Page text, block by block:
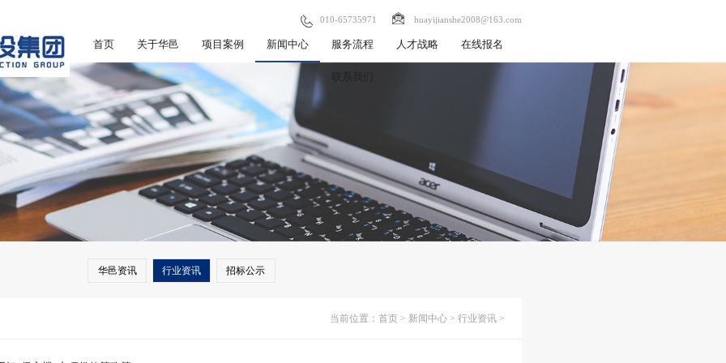
010-65735971 huayijianshe2008@163.com
首页 关于华邑 项目案例 新闻中心 服务流程 人才战略 在线报名
华邑资讯 行业资讯 招标公示
当前位置： 首页 > 新闻中心 > 行业资讯 >